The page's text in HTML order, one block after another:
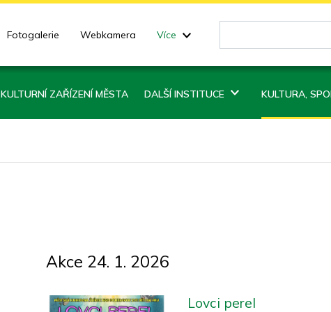
Fotogalerie Webkamera Více
KULTURNÍ ZAŘÍZENÍ MĚSTA DALŠÍ INSTITUCE KULTURA,
Akce 24. 1. 2026
Lovci perel